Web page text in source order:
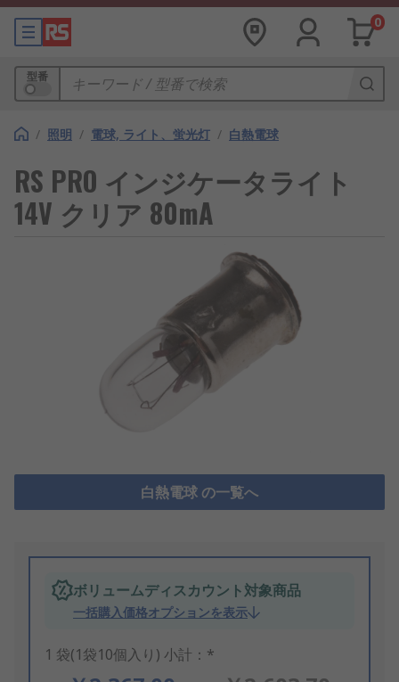
0
型番
/ 照明 / 電球, ライト、蛍光灯 / 白熱電球
RS PRO インジケータライト
14V クリア 80mA
白熱電球 の一覧へ
ボリュームディスカウント対象商品
一括購入価格オプションを表示
1 袋(1袋10個入り) 小計：*